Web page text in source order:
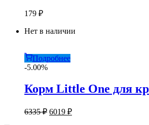
179 ₽
Нет в наличии
Подробнее
-5.00%
Корм Little One для
6335₽ Первоначальная
6019 ₽Текущая